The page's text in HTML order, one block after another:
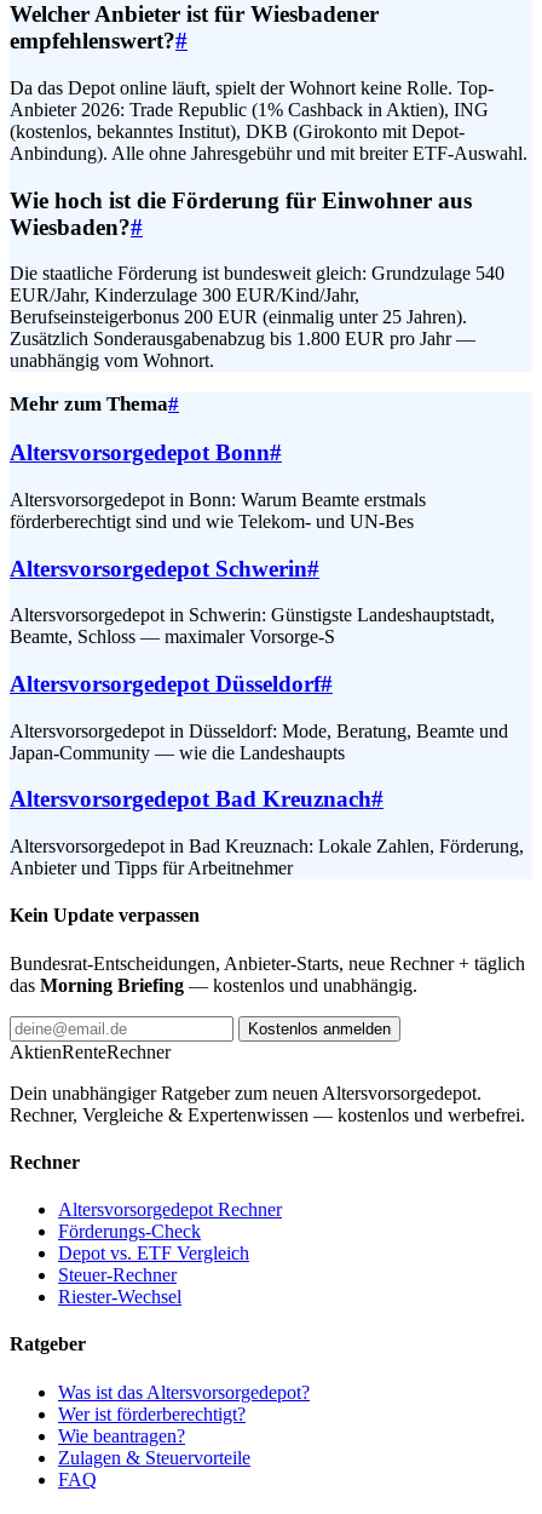
Welcher Anbieter ist für Wiesbadener
empfehlenswert?#
Da das Depot online läuft, spielt der Wohnort keine Rolle. Top-
Anbieter 2026: Trade Republic (1% Cashback in Aktien), ING
(kostenlos, bekanntes Institut), DKB (Girokonto mit Depot-
Anbindung). Alle ohne Jahresgebühr und mit breiter ETF-Auswahl.
Wie hoch ist die Förderung für Einwohner aus
Wiesbaden?#
Die staatliche Förderung ist bundesweit gleich: Grundzulage 540
EUR/Jahr, Kinderzulage 300 EUR/Kind/Jahr,
Berufseinsteigerbonus 200 EUR (einmalig unter 25 Jahren).
Zusätzlich Sonderausgabenabzug bis 1.800 EUR pro Jahr —
unabhängig vom Wohnort.
Mehr zum Thema#
Altersvorsorgedepot Bonn#
Altersvorsorgedepot in Bonn: Warum Beamte erstmals
förderberechtigt sind und wie Telekom- und UN-Bes
Altersvorsorgedepot Schwerin#
Altersvorsorgedepot in Schwerin: Günstigste Landeshauptstadt,
Beamte, Schloss — maximaler Vorsorge-S
Altersvorsorgedepot Düsseldorf#
Altersvorsorgedepot in Düsseldorf: Mode, Beratung, Beamte und
Japan-Community — wie die Landeshaupts
Altersvorsorgedepot Bad Kreuznach#
Altersvorsorgedepot in Bad Kreuznach: Lokale Zahlen, Förderung,
Anbieter und Tipps für Arbeitnehmer
Kein Update verpassen
Bundesrat-Entscheidungen, Anbieter-Starts, neue Rechner + täglich
das Morning Briefing — kostenlos und unabhängig.
Kostenlos anmelden
AktienRenteRechner
Dein unabhängiger Ratgeber zum neuen Altersvorsorgedepot.
Rechner, Vergleiche & Expertenwissen — kostenlos und werbefrei.
Rechner
Altersvorsorgedepot Rechner
Förderungs-Check
Depot vs. ETF Vergleich
Steuer-Rechner
Riester-Wechsel
Ratgeber
Was ist das Altersvorsorgedepot?
Wer ist förderberechtigt?
Wie beantragen?
Zulagen & Steuervorteile
FAQ